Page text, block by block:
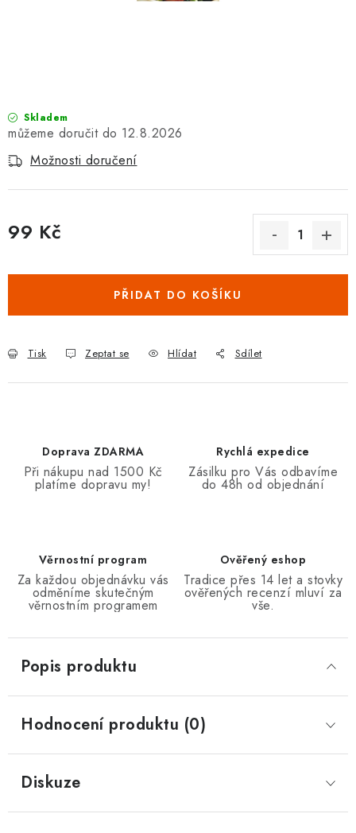
Skladem
12.8.2026
Možnosti doručení
99 Kč
PŘIDAT DO KOŠÍKU
Tisk Zeptat se Hlídat Sdílet
Doprava ZDARMA
Při nákupu nad 1500 Kč
platíme dopravu my!
Rychlá expedice
Zásilku pro Vás odbavíme
do 48h od objednání
Věrnostní program
Za každou objednávku vás
odměníme skutečným
věrnostním programem
Ověřený eshop
Tradice přes 14 let a stovky
ověřených recenzí mluví za
vše.
Popis produktu
Hodnocení produktu (0)
Diskuze